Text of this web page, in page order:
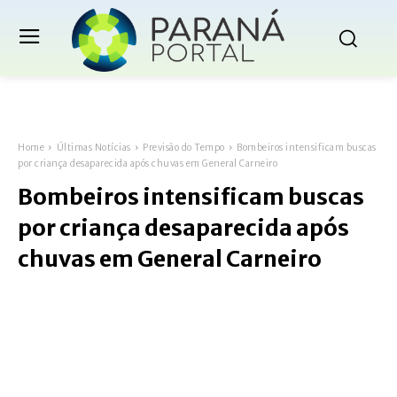
Home Últimas Notícias Previsão do Tempo
Bombeiros intensificam buscas
por criança desaparecida após chuvas em General Carneiro
Bombeiros intensificam buscas
por criança desaparecida após
chuvas em General Carneiro